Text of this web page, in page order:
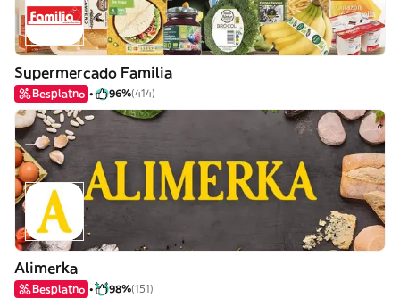
Supermercado Familia
Besplatno 96%(414)
Alimerka
Besplatno 98%(151)